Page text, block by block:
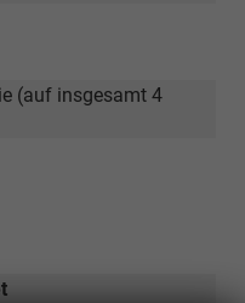
(auf insgesamt 4